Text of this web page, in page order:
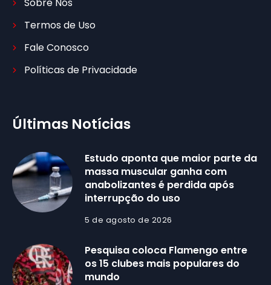
Sobre Nós
Termos de Uso
Fale Conosco
Políticas de Privacidade
Últimas Notícias
Estudo aponta que maior parte da
massa muscular ganha com
anabolizantes é perdida após
interrupção do uso
5 de agosto de 2026
Pesquisa coloca Flamengo entre
os 15 clubes mais populares do
mundo